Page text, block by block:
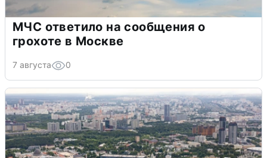
МЧС ответило на сообщения о
грохоте в Москве
7 августа 0